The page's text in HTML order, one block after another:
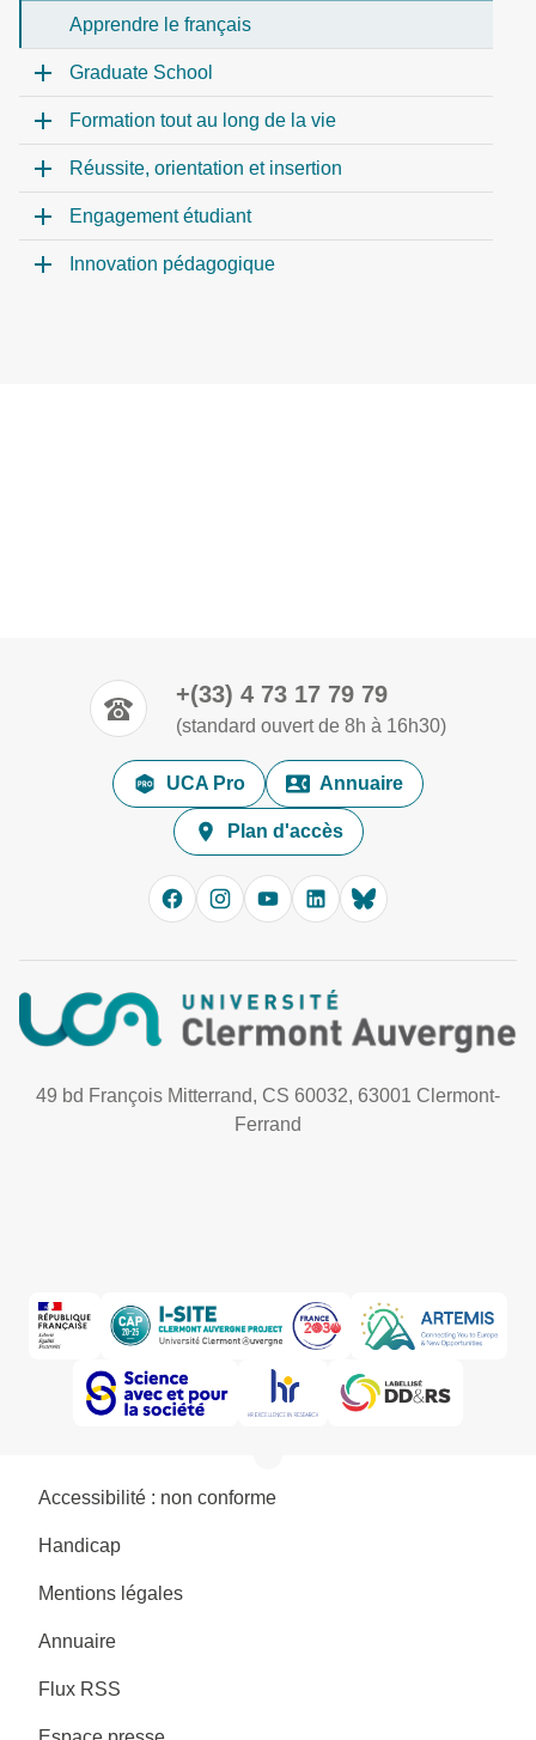
Apprendre le français
Graduate School
Formation tout au long de la vie
Réussite, orientation et insertion
Engagement étudiant
Innovation pédagogique
+(33) 4 73 17 79 79
(standard ouvert de 8h à 16h30)
UCA Pro Annuaire
Plan d'accès
49 bd François Mitterrand, CS 60032, 63001 Clermont-
Ferrand
Accessibilité : non conforme
Handicap
Mentions légales
Annuaire
Flux RSS